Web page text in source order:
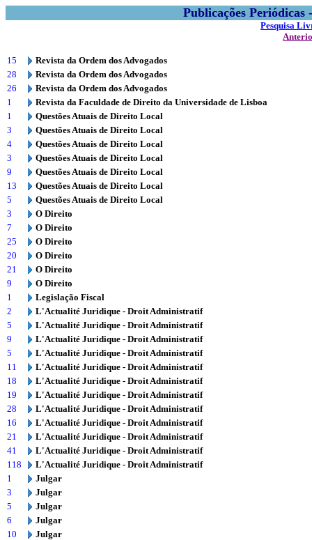
Publicações
Pesquisa
15
Revista da Ordem dos Advogados
28
Revista da Ordem dos Advogados
26
Revista da Ordem dos Advogados
1
Revista da Faculdade de Direito da Universidade de Lisboa
1
Questões Atuais de Direito Local
3
Questões Atuais de Direito Local
4
Questões Atuais de Direito Local
3
Questões Atuais de Direito Local
9
Questões Atuais de Direito Local
13
Questões Atuais de Direito Local
5
Questões Atuais de Direito Local
3
O Direito
7
O Direito
25
O Direito
20
O Direito
21
O Direito
9
O Direito
1
Legislação Fiscal
2
L'Actualité Juridique - Droit Administratif
5
L'Actualité Juridique - Droit Administratif
9
L'Actualité Juridique - Droit Administratif
5
L'Actualité Juridique - Droit Administratif
11
L'Actualité Juridique - Droit Administratif
18
L'Actualité Juridique - Droit Administratif
19
L'Actualité Juridique - Droit Administratif
28
L'Actualité Juridique - Droit Administratif
16
L'Actualité Juridique - Droit Administratif
21
L'Actualité Juridique - Droit Administratif
41
L'Actualité Juridique - Droit Administratif
118
L'Actualité Juridique - Droit Administratif
1
Julgar
3
Julgar
5
Julgar
6
Julgar
10
Julgar